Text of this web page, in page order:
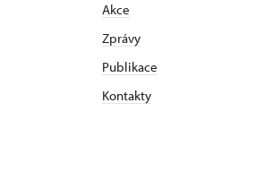
Akce
Zprávy
Publikace
Kontakty